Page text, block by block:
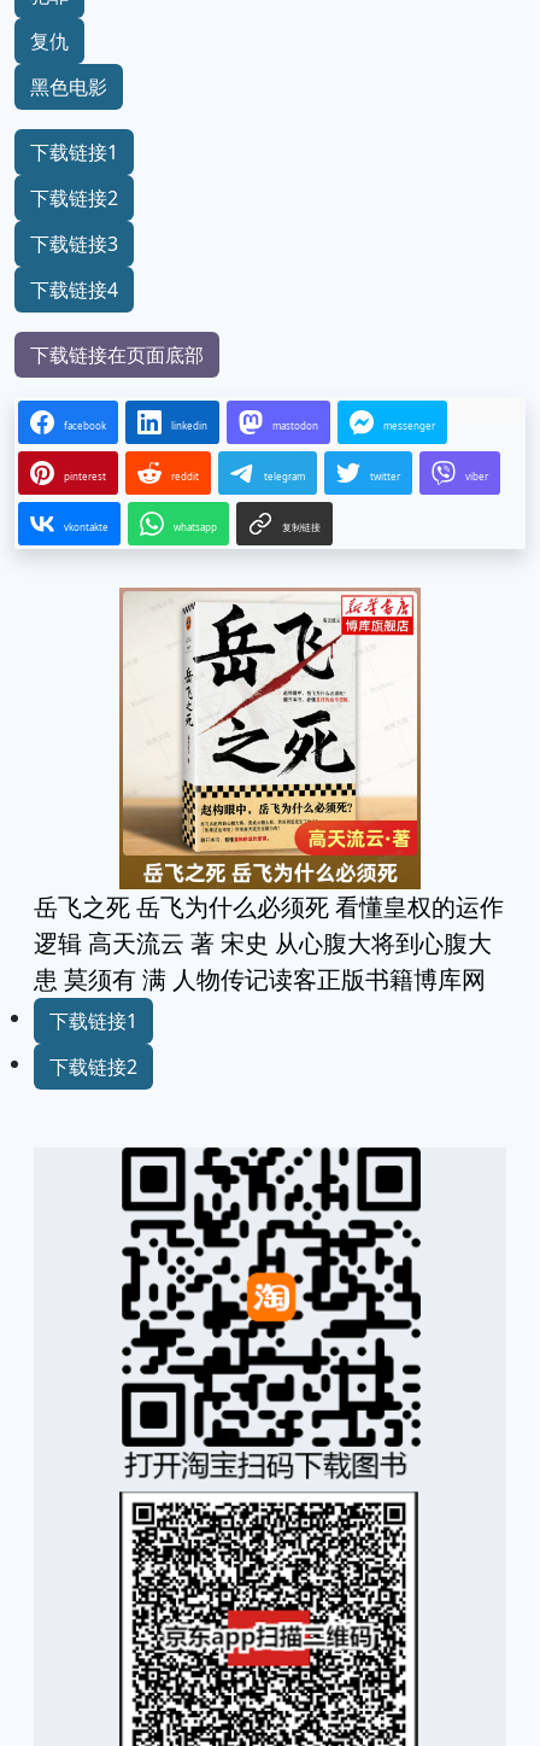
复仇
黑色电影
下载链接1
下载链接2
下载链接3
下载链接4
下载链接在页面底部
facebook linkedin mastodon messenger
pinterest reddit telegram twitter viber
vkontakte whatsapp 复制链接
岳飞之死 岳飞为什么必须死 看懂皇权的运作
逻辑 高天流云 著 宋史 从心腹大将到心腹大
患 莫须有 满 人物传记读客正版书籍博库网
下载链接1
下载链接2